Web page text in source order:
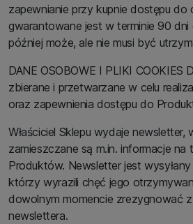
zapewnianie przy kupnie dostępu do
gwarantowane jest w terminie 90 dni
później może, ale nie musi być
DANE OSOBOWE I PLIKI COOKIES
zbierane i przetwarzane w celu
oraz zapewnienia dostępu do
Właściciel Sklepu wydaje newsletter,
zamieszczane są m.in. informacje
Produktów. Newsletter jest
którzy wyrazili chęć jego
dowolnym momencie zrezygnować
newslettera.